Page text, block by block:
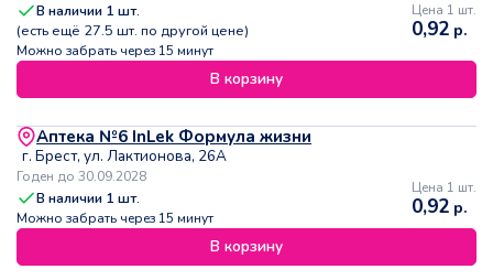
В наличии 1 шт.
(есть ещё 27.5 шт. по другой цене)
Можно забрать через 15 минут
Цена 1 шт.
0,92 р.
В корзину
Аптека №6 InLek Формула жизни
г. Брест, ул. Лактионова, 26А
Годен до 30.09.2028
В наличии 1 шт.
Можно забрать через 15 минут
Цена 1 шт.
0,92 р.
В корзину